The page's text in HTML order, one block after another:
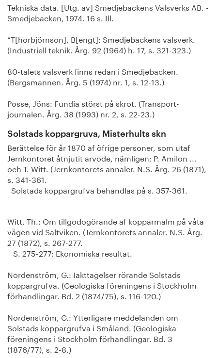
Tekniska data. [Utg. av] Smedjebackens Valsverks AB. -
Smedjebacken, 1974. 16 s. Ill.
*T[horbjörnson], B[engt]: Smedjebackens valsverk.
(Industriell teknik. Årg. 92 (1964) h. 17, s. 321-323.)
80-talets valsverk finns redan i Smedjebacken.
(Bergsmannen. Årg. 5 (1974) nr. 1, s. 12-13.)
Posse, Jöns: Fundia störst på skrot. (Transport-
journalen. Årg. 38 (1993) nr. 2, s. 22-23.)
Solstads koppargruva, Misterhults skn
Berättelse för år 1870 af öfrige personer, som utaf
Jernkontoret åtnjutit arvode, nämligen: P. Amilon ...
och T. Witt. (Jernkontorets annaler. N.S. Årg. 26 (1871),
s. 341-361.
Solstads koppargrufva behandlas på s. 357-361.
Witt, Th.: Om tillgodogörande af kopparmalm på våta
vägen vid Saltviken. (Jernkontorets annaler. N.S. Årg.
27 (1872), s. 267-277.
S. 275-277: Ekonomiska resultat.
Nordenström, G.: Iakttagelser rörande Solstads
koppargrufva. (Geologiska föreningens i Stockholm
förhandlingar. Bd. 2 (1874/75), s. 116-120.)
Nordenström, G.: Ytterligare meddelanden om
Solstads koppargrufva i Småland. (Geologiska
föreningens i Stockholm förhandlingar. Bd. 3
(1876/77), s. 2-8.)